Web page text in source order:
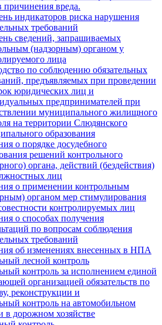
причинения вреда.
индикаторов риска нарушения
требований
сведений, запрашиваемых
(надзорным) органом у
лица
по соблюдению обязательных
предъявляемых при проведении
юридических лиц и
предпринимателей при
муниципального жилищного
на территории Слюдянского
образования
о порядке досудебного
решений контрольного
органа, действий (бездействия)
лиц
о применении контрольным
органом мер стимулирования
контролируемых лиц
о способах получения
по вопросам соблюдения
требований
об изменениях внесенных в НПА
лесной контроль
контроль за исполнением единой
организацией обязательств по
реконструкции и
контроль на автомобильном
в дорожном хозяйстве